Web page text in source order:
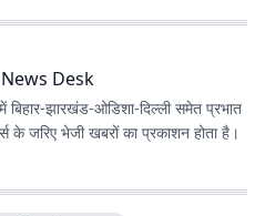
Desk
झारखंड-ओडिशा-दिल्‍ली समेत प्रभात
के जरिए भेजी खबरों का प्रकाशन होता है।